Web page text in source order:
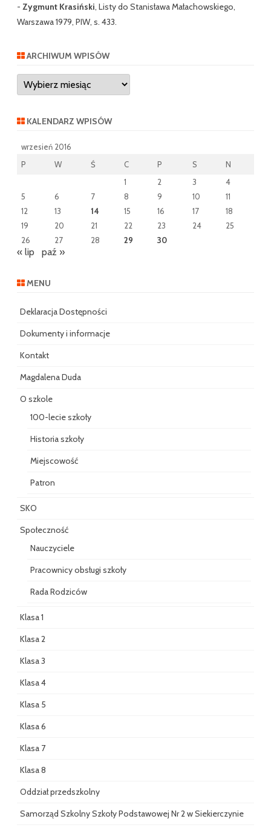
- Zygmunt Krasiński, Listy do Stanisława Małachowskiego,
Warszawa 1979, PIW, s. 433.
ARCHIWUM WPISÓW
Archiwum
wpisów
KALENDARZ WPISÓW
wrzesień 2016
P
W Ś C P S
N
1
2 3
4
5
6 7 8 9 10
11
12
13 14 15 16 17
18
19
20 21 22 23 24
25
26
27 28 29 30
« lip paź »
MENU
Deklaracja Dostępności
Dokumenty i informacje
Kontakt
Magdalena Duda
O szkole
100-lecie szkoły
Historia szkoły
Miejscowość
Patron
SKO
Społeczność
Nauczyciele
Pracownicy obsługi szkoły
Rada Rodziców
Klasa 1
Klasa 2
Klasa 3
Klasa 4
Klasa 5
Klasa 6
Klasa 7
Klasa 8
Oddział przedszkolny
Samorząd Szkolny Szkoły Podstawowej Nr 2 w Siekierczynie